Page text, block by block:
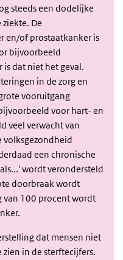
steeds een dodelijke
De
en/of prostaatkanker is
bijvoorbeeld
dat niet het geval.
in de zorg en
vooruitgang
voor hart- en
veel verwacht van
volksgezondheid
een chronische
wordt verondersteld
doorbraak wordt
van 100 procent wordt
dat mensen niet
in de sterftecijfers.